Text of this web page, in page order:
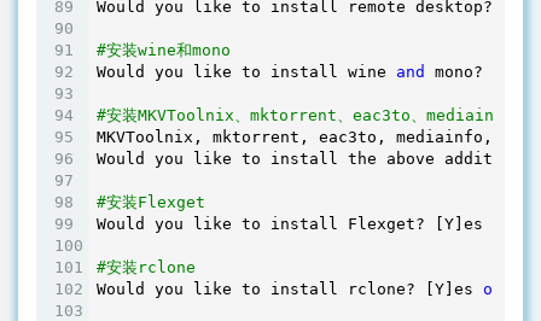
Would you like to install remote desktop?
#安装wine和mono
Would you like to install wine and mono?
#安装MKVToolnix、mktorrent、eac3to、mediainfo、
MKVToolnix, mktorrent, eac3to, mediainfo,
Would you like to install the above
#安装Flexget
Would you like to install Flexget? [Y]es
#安装rclone
Would you like to install rclone? [Y]es or